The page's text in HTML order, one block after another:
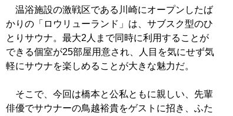
温浴施設の激戦区である川崎にオープンしたば
かりの「ロウリューランド」は、サブスク型のひ
とりサウナ。最大2人まで同時に利用することが
できる個室が25部屋用意され、人目を気にせず気
軽にサウナを楽しめることが大きな魅力だ。
そこで、今回は橋本と公私ともに親しい、先輩
俳優でサウナーの鳥越裕貴をゲストに招き、ふた